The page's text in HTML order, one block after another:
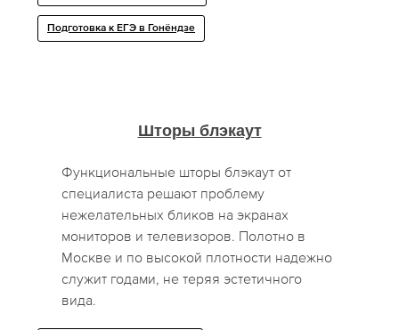
Подготовка к ЕГЭ в Гонёндзе
Шторы блэкаут
Функциональные шторы блэкаут от
специалиста решают проблему
нежелательных бликов на экранах
мониторов и телевизоров. Полотно в
Москве и по высокой плотности надежно
служит годами, не теряя эстетичного
вида.